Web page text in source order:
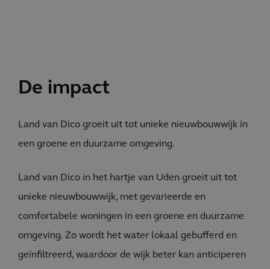
De impact
Land van Dico groeit uit tot unieke nieuwbouwwijk in
een groene en duurzame omgeving.
Land van Dico in het hartje van Uden groeit uit tot
unieke nieuwbouwwijk, met gevarieerde en
comfortabele woningen in een groene en duurzame
omgeving. Zo wordt het water lokaal gebufferd en
geïnfiltreerd, waardoor de wijk beter kan anticiperen